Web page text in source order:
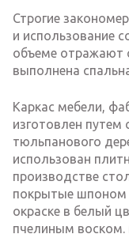
Строгие
и использование
объеме отражают
выполнена
Каркас мебели,
изготовлен путем
тюльпанового
использован
производстве
покрытые шпоном
окраске в белый
пчелиным воском.